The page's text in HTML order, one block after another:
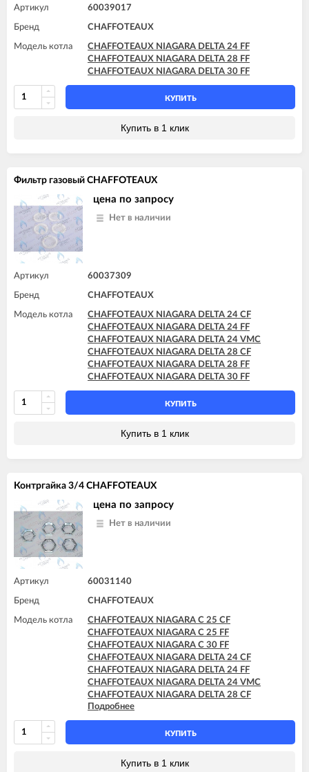
Артикул 60039017
Бренд CHAFFOTEAUX
Модель котла
CHAFFOTEAUX NIAGARA DELTA 24 FF
CHAFFOTEAUX NIAGARA DELTA 28 FF
CHAFFOTEAUX NIAGARA DELTA 30 FF
КУПИТЬ
Купить в 1 клик
Фильтр газовый CHAFFOTEAUX
цена по запросу
Нет в наличии
Артикул 60037309
Бренд CHAFFOTEAUX
Модель котла
CHAFFOTEAUX NIAGARA DELTA 24 CF
CHAFFOTEAUX NIAGARA DELTA 24 FF
CHAFFOTEAUX NIAGARA DELTA 24 VMC
CHAFFOTEAUX NIAGARA DELTA 28 CF
CHAFFOTEAUX NIAGARA DELTA 28 FF
CHAFFOTEAUX NIAGARA DELTA 30 FF
КУПИТЬ
Купить в 1 клик
Контргайка 3/4 CHAFFOTEAUX
цена по запросу
Нет в наличии
Артикул 60031140
Бренд CHAFFOTEAUX
Модель котла
CHAFFOTEAUX NIAGARA C 25 CF
CHAFFOTEAUX NIAGARA C 25 FF
CHAFFOTEAUX NIAGARA C 30 FF
CHAFFOTEAUX NIAGARA DELTA 24 CF
CHAFFOTEAUX NIAGARA DELTA 24 FF
CHAFFOTEAUX NIAGARA DELTA 24 VMC
CHAFFOTEAUX NIAGARA DELTA 28 CF
CHAFFOTEAUX NIAGARA DELTA 28 FF
CHAFFOTEAUX NIAGARA DELTA 30 FF
Подробнее
КУПИТЬ
Купить в 1 клик